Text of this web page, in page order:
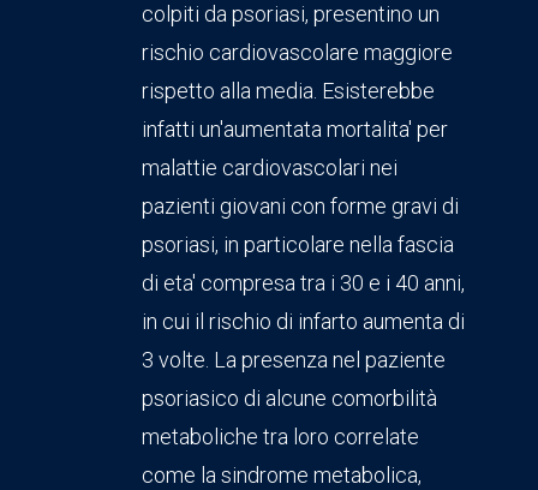
colpiti da psoriasi, presentino un
rischio cardiovascolare maggiore
rispetto alla media. Esisterebbe
infatti un'aumentata mortalita' per
malattie cardiovascolari nei
pazienti giovani con forme gravi di
psoriasi, in particolare nella fascia
di eta' compresa tra i 30 e i 40 anni,
in cui il rischio di infarto aumenta di
3 volte. La presenza nel paziente
psoriasico di alcune comorbilità
metaboliche tra loro correlate
come la sindrome metabolica,